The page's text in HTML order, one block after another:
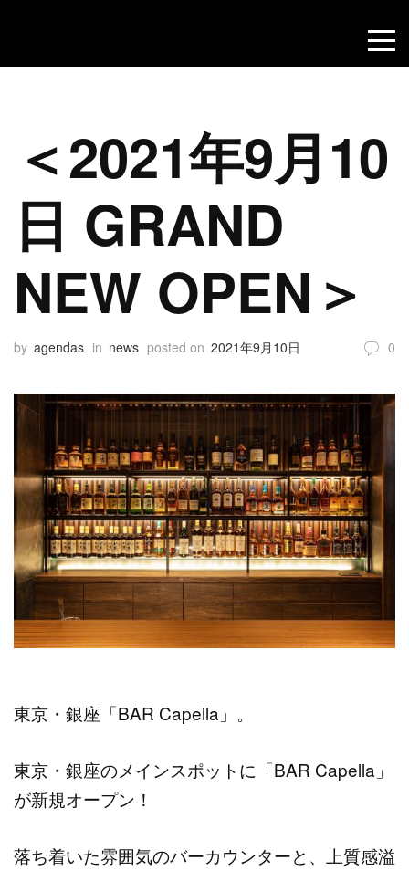
＜2021年9月10
日 GRAND
NEW OPEN＞
by agendas in news posted on 2021年9月10日 0
東京・銀座「BAR Capella」。
東京・銀座のメインスポットに「BAR Capella」
が新規オープン！
落ち着いた雰囲気のバーカウンターと、上質感溢